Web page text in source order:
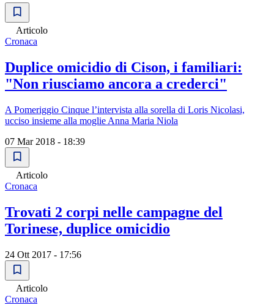
Articolo
Cronaca
Duplice omicidio di Cison, i familiari:
"Non riusciamo ancora a crederci"
A Pomeriggio Cinque l’intervista alla sorella di Loris Nicolasi,
ucciso insieme alla moglie Anna Maria Niola
07 Mar 2018 - 18:39
Articolo
Cronaca
Trovati 2 corpi nelle campagne del
Torinese, duplice omicidio
24 Ott 2017 - 17:56
Articolo
Cronaca